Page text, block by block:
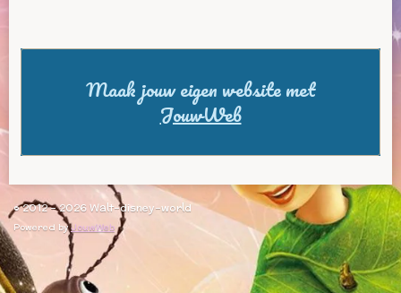
Maak jouw eigen website met
JouwWeb
© 2012 - 2026 Walt-disney-world
Powered byJouwWeb